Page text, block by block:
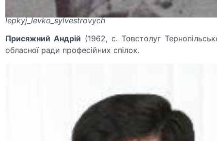
lepkyj_levko_sylvestrovych
Присяжний Андрій (1962, с. Товстолуг
обласної ради професійних спілок.